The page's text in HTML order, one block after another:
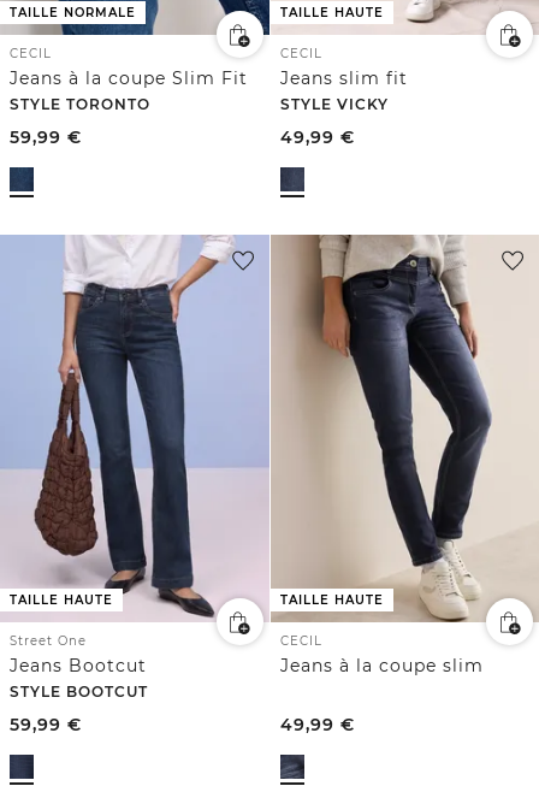
TAILLE NORMALE
CECIL
Jeans à la coupe Slim Fit
STYLE TORONTO
59,99 €
TAILLE HAUTE
CECIL
Jeans slim fit
STYLE VICKY
49,99 €
TAILLE HAUTE
Street One
Jeans Bootcut
STYLE BOOTCUT
59,99 €
TAILLE HAUTE
CECIL
Jeans à la coupe slim
49,99 €